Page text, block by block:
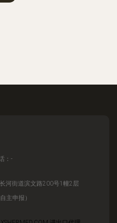
：-
河街道滨文路200号1幢2层
主申报）